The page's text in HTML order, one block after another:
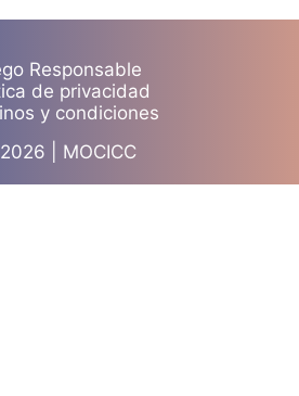
Responsable
de privacidad
y condiciones
| MOCICC